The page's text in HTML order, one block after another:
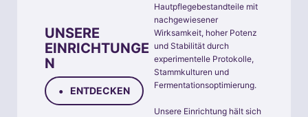
UNSERE
EINRICHTUNGE
N
• ENTDECKEN
Hautpflegebestandteile mit
nachgewiesener
Wirksamkeit, hoher Potenz
und Stabilität durch
experimentelle Protokolle,
Stammkulturen und
Fermentationsoptimierung.
Unsere Einrichtung hält sich